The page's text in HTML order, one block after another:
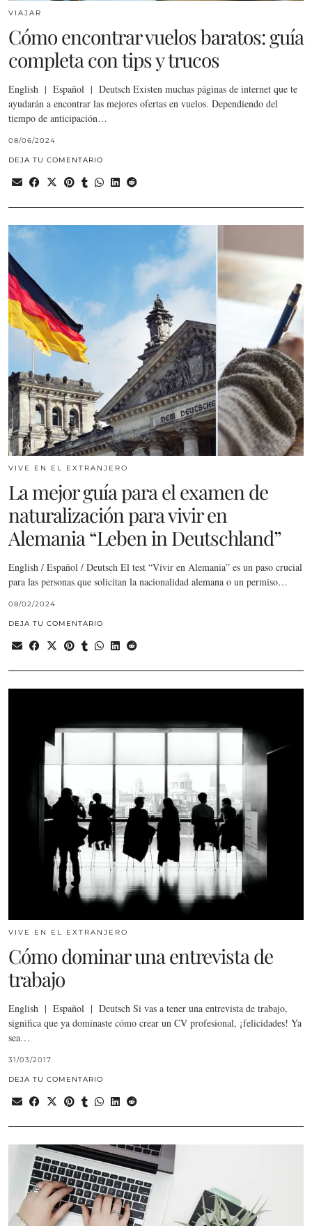
VIAJAR
Cómo encontrar vuelos baratos: guía
completa con tips y trucos
English | Español | Deutsch Existen muchas páginas de internet que te
ayudarán a encontrar las mejores ofertas en vuelos. Dependiendo del
tiempo de anticipación…
08/06/2024
DEJA TU COMENTARIO
VIVE EN EL EXTRANJERO
La mejor guía para el examen de
naturalización para vivir en
Alemania “Leben in Deutschland”
English / Español / Deutsch El test “Vivir en Alemania” es un paso crucial
para las personas que solicitan la nacionalidad alemana o un permiso…
08/02/2024
DEJA TU COMENTARIO
VIVE EN EL EXTRANJERO
Cómo dominar una entrevista de
trabajo
English | Español | Deutsch Si vas a tener una entrevista de trabajo,
significa que ya dominaste cómo crear un CV profesional, ¡felicidades! Ya
sea…
31/03/2017
DEJA TU COMENTARIO